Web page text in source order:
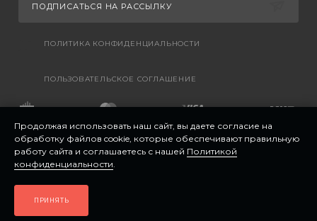
ПОДПИСАТЬСЯ НА РАССЫЛКУ
ПОЛИТИКА КОНФИДЕНЦИАЛЬНОСТИ
ПОЛЬЗОВАТЕЛЬСКОЕ СОГЛАШЕНИЕ
Продолжая использовать наш сайт, вы даете согласие на
обработку файлов cookie, которые обеспечивают правильную
работу сайта и соглашаетесь с нашей Политикой
конфиденциальности.
ПРИНЯТЬ